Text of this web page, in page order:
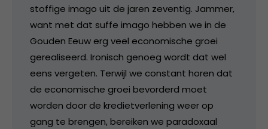
stoffige imago uit de jaren zeventig. Jammer,
want met dat suffe imago hebben we in de
Gouden Eeuw erg veel economische groei
gerealiseerd. Ironisch genoeg wordt dat wel
eens vergeten. Terwijl we constant horen dat
de economische groei bevorderd moet
worden door de kredietverlening weer op
gang te brengen, bereiken we paradoxaal